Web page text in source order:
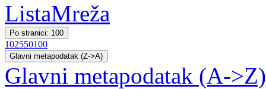
ListaMreža
Po stranici: 100
102550100
Glavni metapodatak (Z->A)
Glavni metapodatak (A->Z)